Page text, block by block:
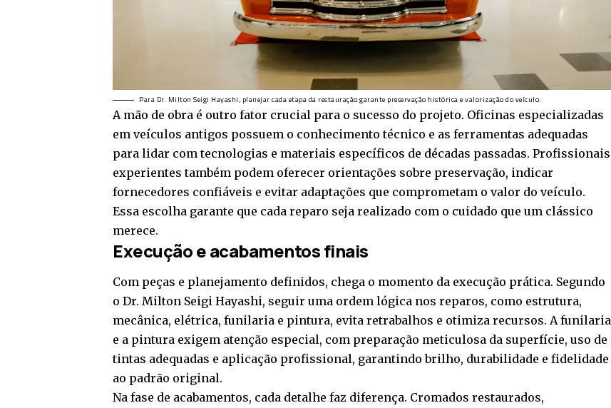
Para Dr. Milton Seigi Hayashi, planejar cada etapa da restauração garante preservação histórica e valorização do veículo.
A mão de obra é outro fator crucial para o sucesso do projeto. Oficinas especializadas
em veículos antigos possuem o conhecimento técnico e as ferramentas adequadas
para lidar com tecnologias e materiais específicos de décadas passadas. Profissionais
experientes também podem oferecer orientações sobre preservação, indicar
fornecedores confiáveis e evitar adaptações que comprometam o valor do veículo.
Essa escolha garante que cada reparo seja realizado com o cuidado que um clássico
merece.
Execução e acabamentos finais
Com peças e planejamento definidos, chega o momento da execução prática. Segundo
o Dr. Milton Seigi Hayashi, seguir uma ordem lógica nos reparos, como estrutura,
mecânica, elétrica, funilaria e pintura, evita retrabalhos e otimiza recursos. A funilaria
e a pintura exigem atenção especial, com preparação meticulosa da superfície, uso de
tintas adequadas e aplicação profissional, garantindo brilho, durabilidade e fidelidade
ao padrão original.
Na fase de acabamentos, cada detalhe faz diferença. Cromados restaurados,